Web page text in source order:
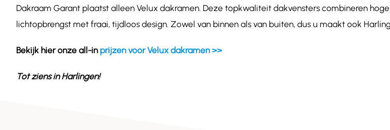
Dakraam Garant plaatst alleen Velux dakramen. Deze topkwaliteit dakvensters combineren
lichtopbrengst met fraai, tijdloos design. Zowel van binnen als van buiten, dus u maakt ook
Bekijk hier onze all-in prijzen voor Velux dakramen >>
Tot ziens inHarlingen!